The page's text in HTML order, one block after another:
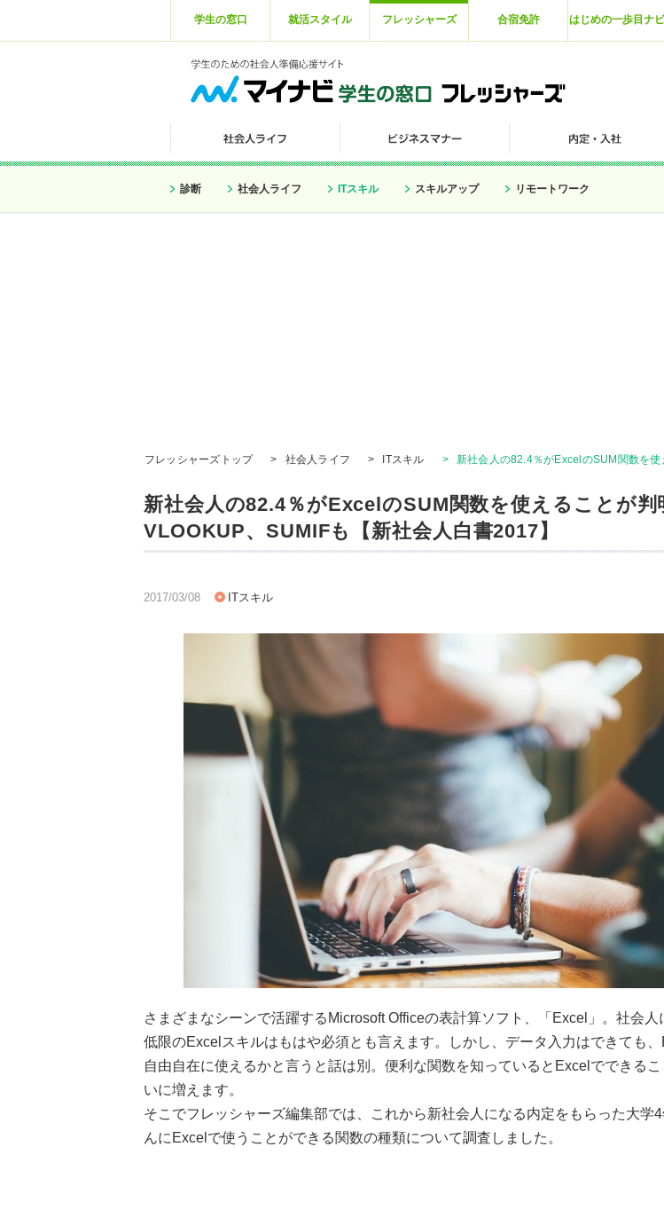
学生の窓口 就活スタイル フレッシャーズ 合宿免許 はじめの一歩目ナビ
診断 社会人ライフ ITスキル スキルアップ リモートワーク
フレッシャーズトップ > 社会人ライフ > ITスキル > 新社会人の82.4％がExcelのSUM関数を
新社会人の82.4％がExcelのSUM関数を使えることが判
VLOOKUP、SUMIFも【新社会人白書2017】
2017/03/08 ITスキル
さまざまなシーンで活躍するMicrosoft Officeの表計算ソフト、「Excel」。社会人
低限のExcelスキルはもはや必須とも言えます。しかし、データ入力はできても
自由自在に使えるかと言うと話は別。便利な関数を知っているとExcelでできる
いに増えます。
そこでフレッシャーズ編集部では、これから新社会人になる内定をもらった大学
んにExcelで使うことができる関数の種類について調査しました。